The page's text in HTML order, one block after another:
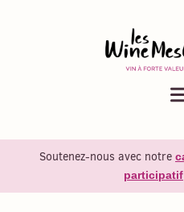
Soutenez-nous avec notre
participatif